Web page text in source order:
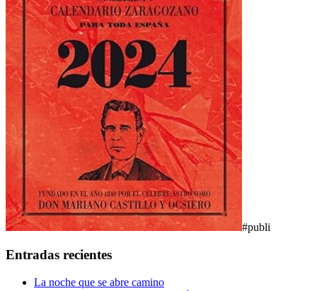
#publi
Entradas recientes
La noche que se abre camino